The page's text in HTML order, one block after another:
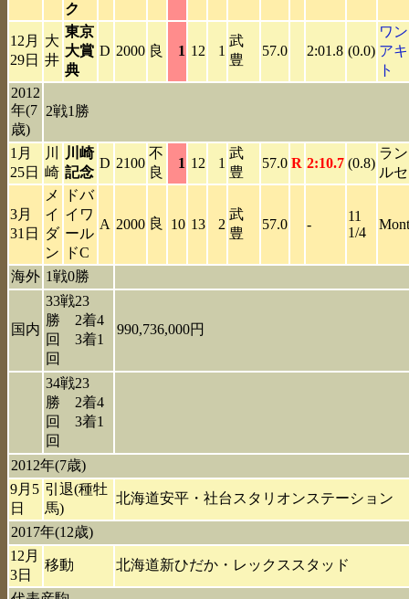
ク
12月
29日
大
井
東京
大賞
典
D 2000 良 1 12 1
武
豊
57.0 2:01.8 (0.0)
ワ
ア
ト
2012
年(7
歳)
2戦1勝
1月
25日
川
崎
川崎
記念
D 2100
不
良
1 12 1
武
豊
57.0 R 2:10.7 (0.8)
ラ
ルセ
3月
31日
メ
イ
ダ
ン
ドバ
イワ
ール
ドC
A 2000 良 10 13 2
武
豊
57.0 -
11
1/4
海外 1戦0勝
国内
33戦23
勝 2着4
回 3着1
回
990,736,000円
34戦23
勝 2着4
回 3着1
回
2012年(7歳)
9月5
日
引退(種牡
馬)
北海道安平・社台スタリオンステーション
2017年(12歳)
12月
3日
移動 北海道新ひだか・レックススタッド